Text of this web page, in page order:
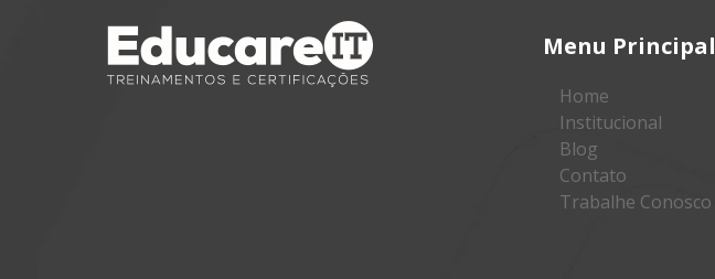
Menu Principal
Home
Institucional
Blog
Contato
Trabalhe Conosco